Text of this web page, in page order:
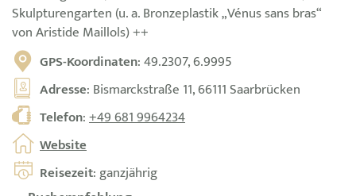
Skulpturengarten (u. a. Bronzeplastik „Vénus sans bras“
von Aristide Maillols) ++
GPS-Koordinaten: 49.2307, 6.9995
Adresse: Bismarckstraße 11, 66111 Saarbrücken
Telefon:+49 681 9964234
Website
Reisezeit: ganzjährig